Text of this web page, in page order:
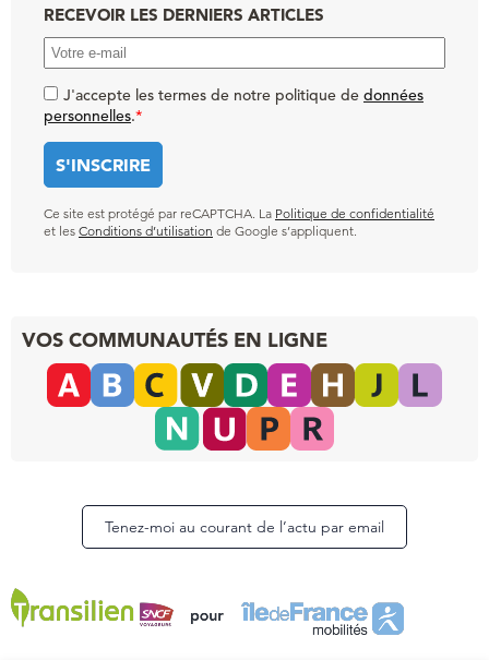
RECEVOIR LES DERNIERS ARTICLES
J'accepte les termes de notre politique de données
personnelles.*
Ce site est protégé par reCAPTCHA. La Politique de confidentialité
et les Conditions d’utilisation de Google s’appliquent.
VOS COMMUNAUTÉS EN LIGNE
Tenez-moi au courant de l’actu par email